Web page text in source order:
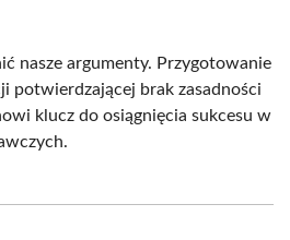
nasze argumenty. Przygotowanie
potwierdzającej brak zasadności
klucz do osiągnięcia sukcesu w